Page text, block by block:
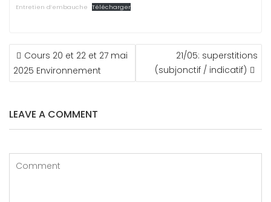
Entretien d’embauche Télécharger
NAVIGATION
DE
L’ARTICLE
Cours 20 et 22 et 27 mai
2025 Environnement
21/05: superstitions
(subjonctif / indicatif)
LEAVE A COMMENT